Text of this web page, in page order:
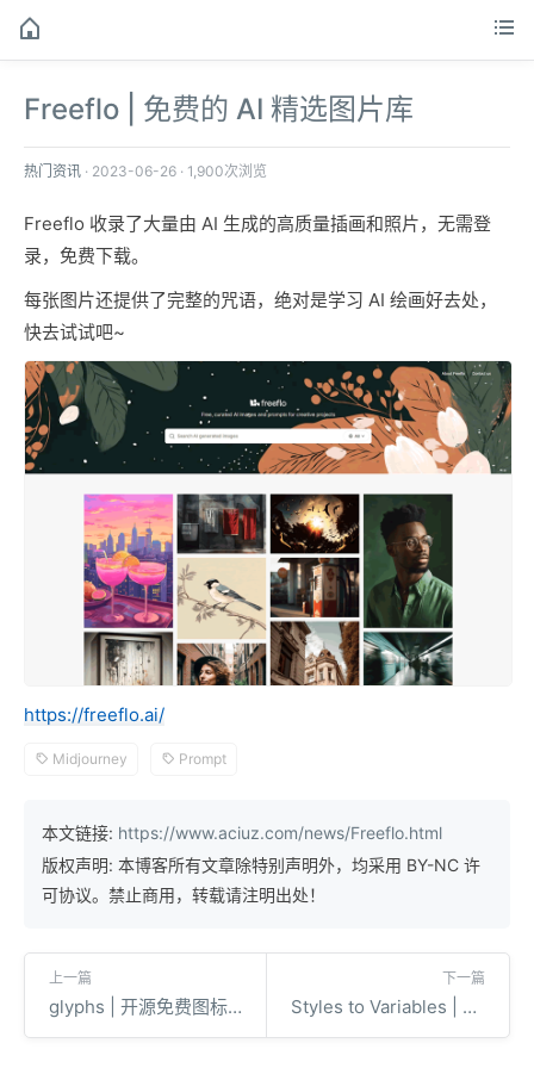
Freeflo | 免费的 AI 精选图片库
热门资讯 · 2023-06-26 · 1,900次浏览
Freeflo 收录了大量由 AI 生成的高质量插画和照片，无需登
录，免费下载。
每张图片还提供了完整的咒语，绝对是学习 AI 绘画好去处，
快去试试吧~
https://freeflo.ai/
Midjourney Prompt
本文链接: https://www.aciuz.com/news/Freeflo.html
版权声明: 本博客所有文章除特别声明外，均采用 BY-NC 许
可协议。禁止商用，转载请注明出处！
上一篇
glyphs | 开源免费图标库
下一篇
Styles to Variables | 颜色样式转变量的 Figma 插件